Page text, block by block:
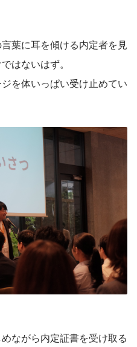
葉に耳を傾ける内定者を見
はないはず。
を体いっぱい受け止めてい
ながら内定証書を受け取る